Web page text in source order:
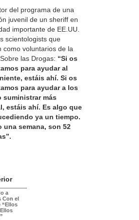
del programa de una
juvenil de un sheriff en
importante de EE.UU.
scientologists que
como voluntarios de la
las Drogas: “Si os
para ayudar al
estáis ahí. Si os
para ayudar a los
suministrar más
estáis ahí. Es algo que
ya un tiempo.
una semana, son 52
a
Con el
“Ellos